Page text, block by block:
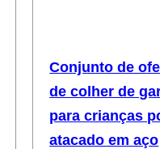
Conjunto de
de colher de
para crianças
atacado em aço